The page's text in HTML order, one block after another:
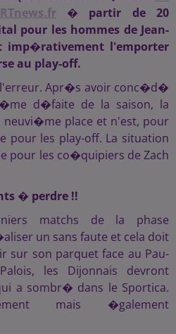
� partir de 20
pour les hommes de Jean-
imp�rativement l'emporter
au play-off.
Apr�s avoir conc�d�
d�faite de la saison, la
place et n'est, pour
pour les play-off. La situation
pour les co�quipiers de Zach
� perdre !!
matchs de la phase
un sans faute et cela doit
sur son parquet face au Pau-
les Dijonnais devront
a sombr� dans le Sportica.
mais �galement